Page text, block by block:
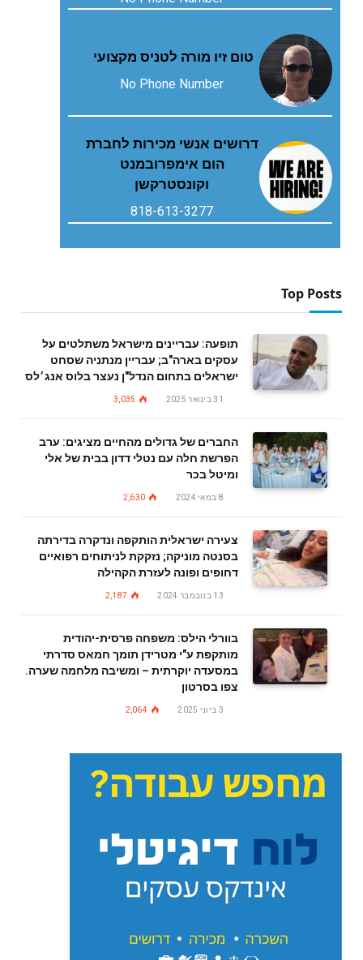
טום זיו מורה לטניס מקצועי
No Phone Number
דרושים אנשי מכירות לחברת
הום אימפרובמנט
וקונסטרקשן
818-613-3277
Top Posts
תופעה: עבריינים מישראל משתלטים על
עסקים בארה"ב; עבריין מנתניה שסחט
ישראלים בתחום הנדל"ן נעצר בלוס אנג׳לס
31 בינואר 2025 3,035
החברים של גדולים מהחיים מציגים: ערב
הפרשת חלה עם נטלי דדון בבית של אלי
ומיטל בכר
8 במאי 2024 2,630
צעירה ישראלית הותקפה ונדקרה בדירתה
בסנטה מוניקה; נזקקת לניתוחים רפואיים
דחופים ופונה לעזרת הקהילה
13 בנובמבר 2024 2,187
בוורלי הילס: משפחה פרסית-יהודית
מותקפת ע"י מטרידן תומך חמאס סדרתי
במסעדה יוקרתית – ומשיבה מלחמה שערה.
צפו בסרטון
3 ביוני 2025 2,064